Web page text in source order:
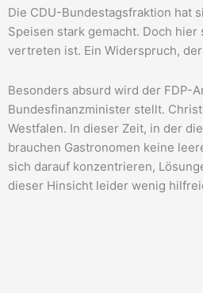
Die CDU-Bundestagsfraktion hat
Speisen stark gemacht. Doch
vertreten ist. Ein Widerspruch,
Besonders absurd wird der FDP-
Bundesfinanzminister stellt.
Westfalen. In dieser Zeit, in der
brauchen Gastronomen keine
sich darauf konzentrieren,
dieser Hinsicht leider wenig